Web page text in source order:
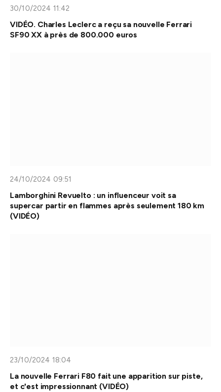
30/10/2024 11:42
VIDÉO. Charles Leclerc a reçu sa nouvelle Ferrari
SF90 XX à près de 800.000 euros
24/10/2024 09:51
Lamborghini Revuelto : un influenceur voit sa
supercar partir en flammes après seulement 180 km
(VIDÉO)
23/10/2024 18:04
La nouvelle Ferrari F80 fait une apparition sur piste,
et c'est impressionnant (VIDÉO)